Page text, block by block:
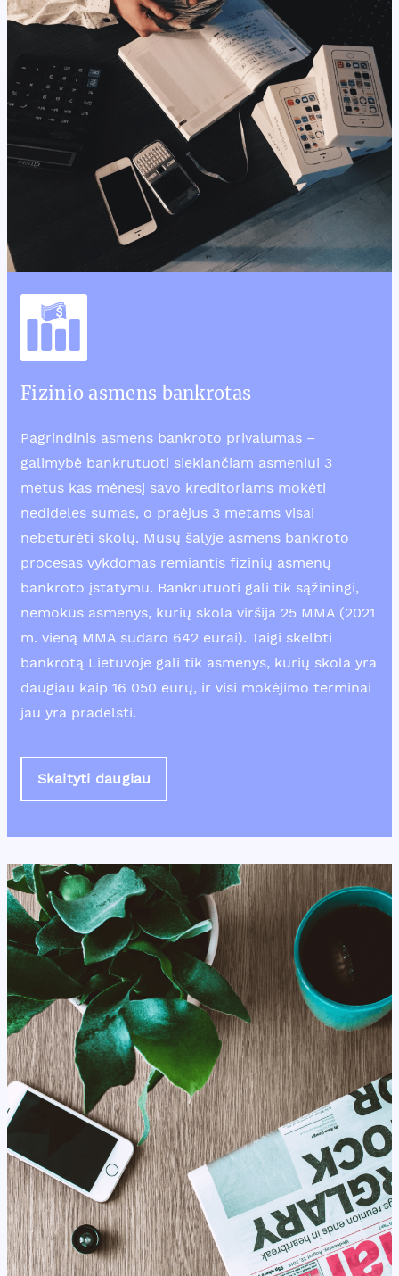
Fizinio asmens bankrotas
Pagrindinis asmens bankroto privalumas –
galimybė bankrutuoti siekiančiam asmeniui 3
metus kas mėnesį savo kreditoriams mokėti
nedideles sumas, o praėjus 3 metams visai
nebeturėti skolų. Mūsų šalyje asmens bankroto
procesas vykdomas remiantis fizinių asmenų
bankroto įstatymu. Bankrutuoti gali tik sąžiningi,
nemokūs asmenys, kurių skola viršija 25 MMA (2021
m. vieną MMA sudaro 642 eurai). Taigi skelbti
bankrotą Lietuvoje gali tik asmenys, kurių skola yra
daugiau kaip 16 050 eurų, ir visi mokėjimo terminai
jau yra pradelsti.
Skaityti daugiau